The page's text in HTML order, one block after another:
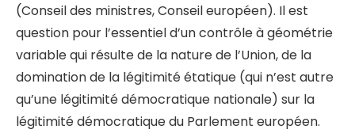
(Conseil des ministres, Conseil européen). Il est
question pour l’essentiel d’un contrôle à géométrie
variable qui résulte de la nature de l’Union, de la
domination de la légitimité étatique (qui n’est autre
qu’une légitimité démocratique nationale) sur la
légitimité démocratique du Parlement européen.